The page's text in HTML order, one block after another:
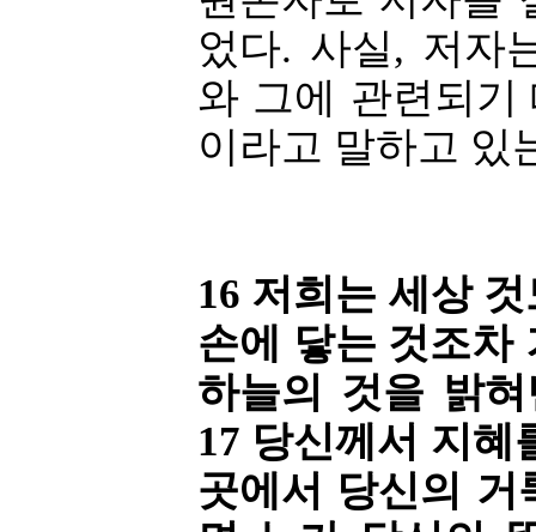
었다. 사실, 저자
와 그에 관련되기
이라고 말하고 있
16 저희는 세상
손에 닿는 것조차
하늘의 것을 밝
17 당신께서 지혜
곳에서 당신의 거